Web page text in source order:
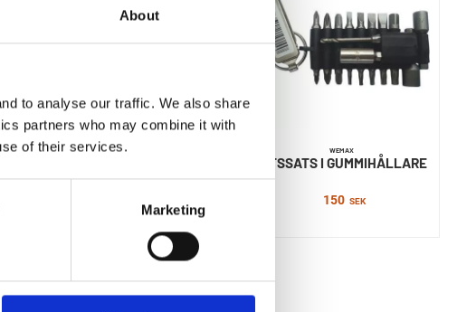
About
to analyse our traffic. We also share
partners who may combine it with
of their services.
Marketing
WEMAX
TXPZ MSH
SEK
WEMAX
BITSSATS I GUMMIHÅLLARE
150 SEK